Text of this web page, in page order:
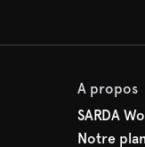
A propos
SARDA
Notre